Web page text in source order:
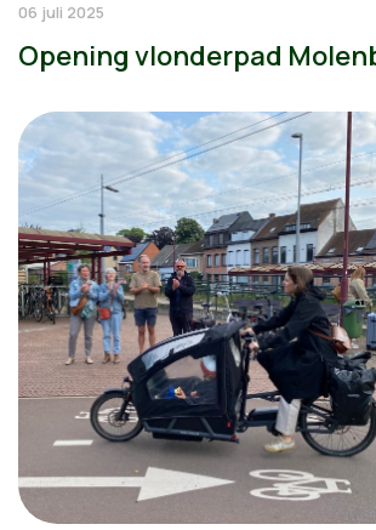
06 juli 2025
Opening vlonderpad